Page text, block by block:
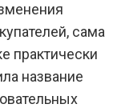
сама
практически
название